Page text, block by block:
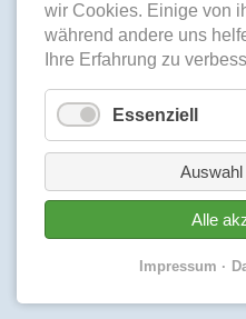
wir Cookies. Einige von
während andere uns
Ihre Erfahrung zu
Essenziell
Alle
Impressum